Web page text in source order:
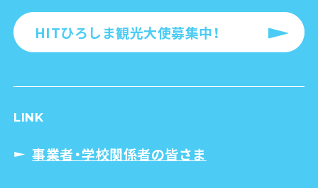
HITひろしま観光大使募集中！
LINK
事業者・学校関係者の皆さま